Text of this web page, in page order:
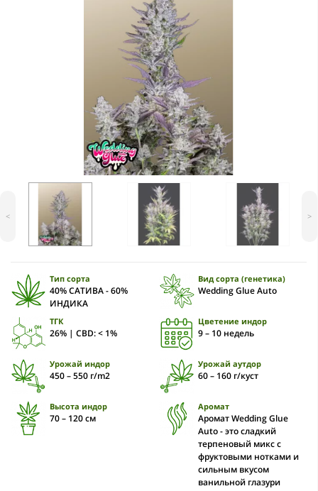
< >
Тип сорта
40% САТИВА - 60%
ИНДИКА
Вид сорта (генетика)
Wedding Glue Auto
ТГК
26% | CBD: < 1%
Цветение индор
9 – 10 недель
Урожай индор
450 – 550 г/m2
Урожай аутдор
60 – 160 г/куст
Высота индор
70 – 120 cм
Аромат
Аромат Wedding Glue
Auto - это сладкий
терпеновый микс с
фруктовыми нотками и
сильным вкусом
ванильной глазури